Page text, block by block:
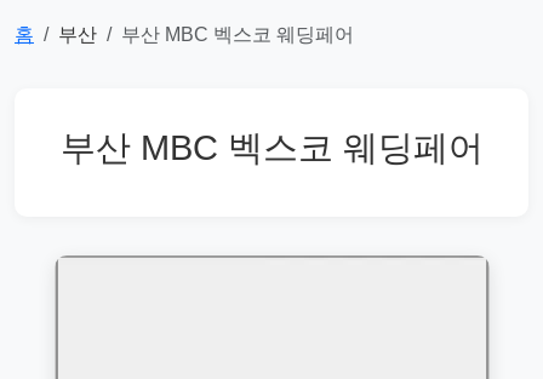
홈 부산 부산 MBC 벡스코 웨딩페어
부산 MBC 벡스코 웨딩페어